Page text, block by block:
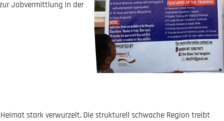
Jobvermittlung in der
stark verwurzelt. Die strukturell schwache Region treibt